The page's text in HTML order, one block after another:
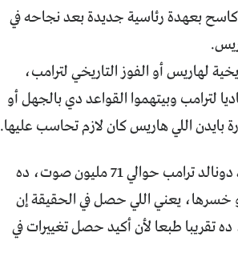
بعهدة رئاسية جديدة بعد نجاحه في
لهاريس أو الفوز التاريخي لترامب،
لترامب وبيتهموا القواعد دي بالجهل أو
بايدن اللي هاريس كان لازم تحاسب عليها.
- خلينا نلقي نظرة سريعة على الأرقام يمكن تساعدنا، إلى الآن حصد دونالد ترامب حوالي 71 مليون صوت، ده
هو خسرها، يعني اللي حصل في الحقيقة إن
طبعا لأن أكيد حصل تغييرات في